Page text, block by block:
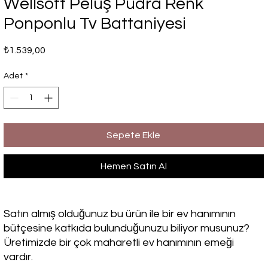
Wellsoft Peluş Pudra Renk
Ponponlu Tv Battaniyesi
₺1.539,00
Adet *
Sepete Ekle
Hemen Satın Al
Satın almış olduğunuz bu ürün ile bir ev hanımının
bütçesine katkıda bulunduğunuzu biliyor musunuz?
Üretimizde bir çok maharetli ev hanımının emeği
vardır.